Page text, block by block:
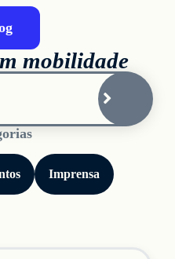
mobilidade
Imprensa